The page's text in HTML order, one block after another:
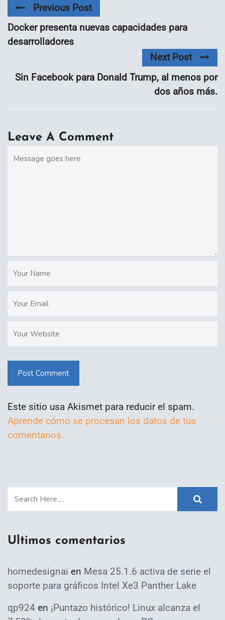
Previous Post
Docker presenta nuevas capacidades para
desarrolladores
Next Post
Sin Facebook para Donald Trump, al menos por
dos años más.
Leave A Comment
Post Comment
Este sitio usa Akismet para reducir el spam.
Aprende cómo se procesan los datos de tus
comentarios.
Ultimos comentarios
homedesignai en Mesa 25.1.6 activa de serie el
soporte para gráficos Intel Xe3 Panther Lake
qp924 en ¡Puntazo histórico! Linux alcanza el